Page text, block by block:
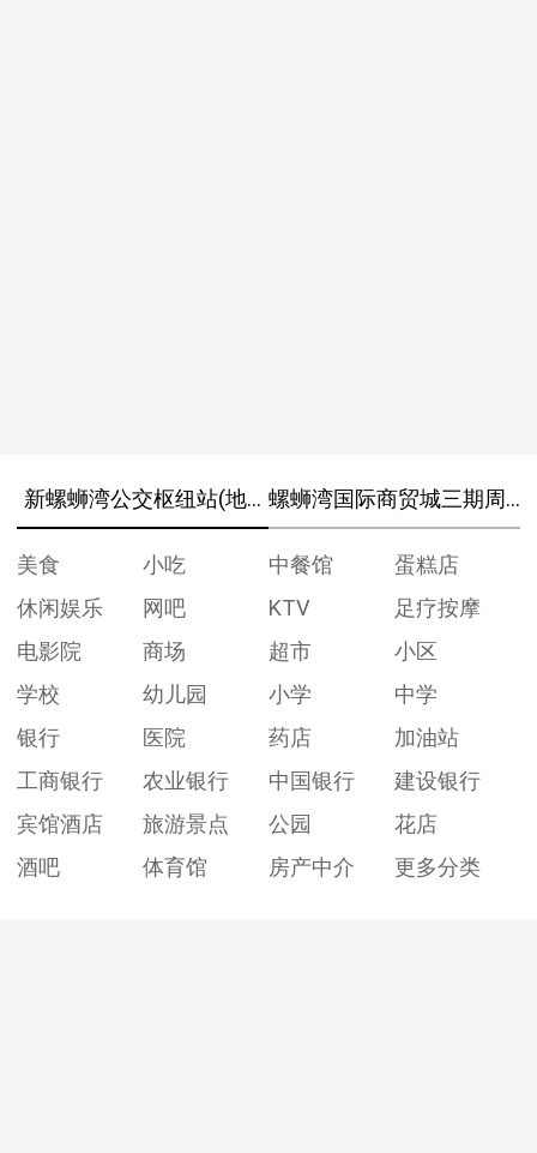
新螺蛳湾公交枢纽站(地铁南部汽车站)周边
螺蛳湾国际商贸城三期周边
美食 小吃 中餐馆
蛋糕店
休闲娱乐
网吧 KTV
足疗按摩
电影院
商场 超市
小区
学校
幼儿园 小学
中学
银行
医院 药店
加油站
工商银行
农业银行 中国银行
建设银行
宾馆酒店
旅游景点 公园
花店
酒吧
体育馆 房产中介 更多分类